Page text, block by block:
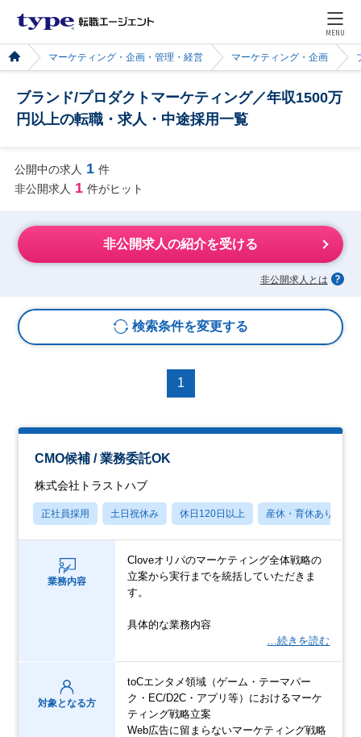
MENU
マーケティング・企画・管理・経営 マーケティング・企画
ブランド/プロダクトマーケティング／年収1500万
円以上の転職・求人・中途採用一覧
公開中の求人 1 件
非公開求人 1 件がヒット
非公開求人の紹介を受ける
非公開求人とは
検索条件を変更する
1
CMO候補 / 業務委託OK
株式会社トラストハブ
正社員採用 土日祝休み 休日120日以上 産休・育休あり
業務内容
Cloveオリパのマーケティング全体戦略の
立案から実行までを統括していただきま
す。
具体的な業務内容
…続きを読む
対象となる方
toCエンタメ領域（ゲーム・テーマパー
ク・EC/D2C・アプリ等）におけるマーケ
ティング戦略立案
Web広告に留まらないマーケティング戦略